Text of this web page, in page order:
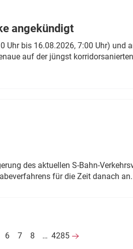
angekündigt
bis 16.08.2026, 7:00 Uhr) und
auf der jüngst
des aktuellen S-Bahn-
für die Zeit danach an.
6 7 8 … 4285